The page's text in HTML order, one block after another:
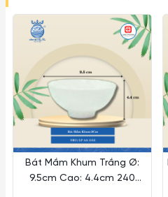
Bát Mắm Khum Trắng Ø:
9.5cm Cao: 4.4cm 240